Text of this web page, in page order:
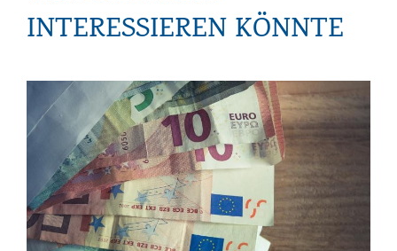
INTERESSIEREN KÖNNTE